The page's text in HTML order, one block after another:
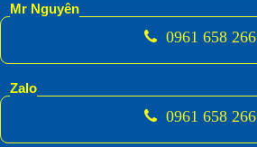
Mr Nguyên
0961 658 266
Zalo
0961 658 266